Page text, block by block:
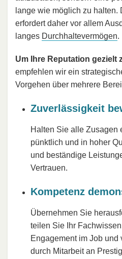
lange wie möglich zu halten.
erfordert daher vor allem
langes Durchhaltevermögen.
Um Ihre Reputation gezielt
empfehlen wir ein
Vorgehen über mehrere
Zuverlässigkeit
Halten Sie alle Zusagen
pünktlich und in hoher
und beständige
Vertrauen.
Kompetenz
Übernehmen Sie
teilen Sie Ihr
Engagement im Job
durch Mitarbeit an